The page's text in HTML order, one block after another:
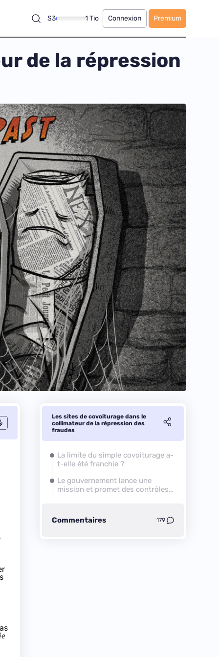
S3 1 Tio Connexion Premium
de la répression
Les sites de covoiturage dans le
collimateur de la répression des
fraudes
La limite du simple covoiturage a-
t-elle été franchie ?
Le gouvernement lance une
mission et promet des contrôles
Commentaires 179